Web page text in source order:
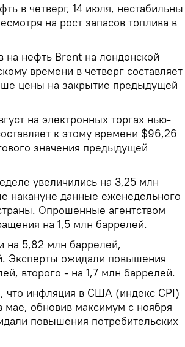
в четверг, 14 июля, нестабильны
на рост запасов топлива в
на нефть Brent на лондонской
времени в четверг составляет
цены на закрытие предыдущей
на электронных торгах нью-
к этому времени $96,26
значения предыдущей
увеличились на 3,25 млн
накануне данные еженедельного
Опрошенные агентством
на 1,5 млн баррелей.
на 5,82 млн баррелей,
Эксперты ожидали повышения
второго - на 1,7 млн баррелей.
что инфляция в США (индекс CPI)
мае, обновив максимум с ноября
повышения потребительских